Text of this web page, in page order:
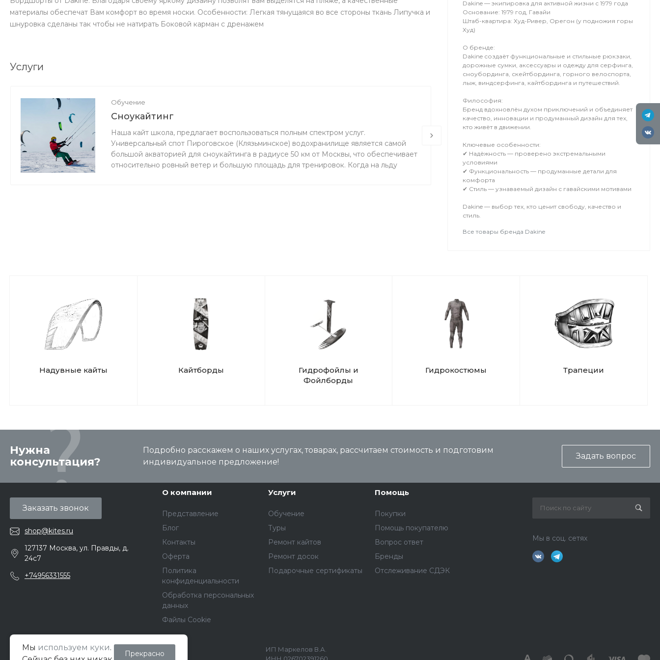
материалы обеспечат Вам комфорт во время носки. Особенности: Легкая тянущаяся во все стороны ткань Липучка и
шнуровка сделаны так чтобы не натирать Боковой карман с дренажем
Услуги
Обучение
Сноукайтинг
Наша кайт школа, предлагает воспользоваться полным спектром услуг.
Универсальный спот Пироговское (Клязьминское) водохранилище является самой
большой акваторией для сноукайтинга в радиусе 50 км от Москвы, что обеспечивает
относительно ровный ветер и большую площадь для тренировок. Когда на льду
Вингфойлинг
Это вид экстремального спорта,
форме крыла, называемый винг,
Dakine — экипировка для активной жизни с 1979 года
Основание: 1979 год, Гавайи
Штаб-квартира: Худ-Ривер, Орегон (у подножия горы
Худ)
О бренде:
Dakine создаёт функциональные и стильные рюкзаки,
дорожные сумки, аксессуары и одежду для серфинга,
сноубординга, скейтбординга, горного велоспорта,
лыж, виндсерфинга, кайтбординга и путешествий.
Философия:
Бренд вдохновлён духом приключений и объединяет
качество, инновации и продуманный дизайн для тех,
кто живёт в движении.
Ключевые особенности:
✔ Надёжность — проверено экстремальными
условиями
✔ Функциональность — продуманные детали для
комфорта
✔ Стиль — узнаваемый дизайн с гавайскими мотивами
Dakine — выбор тех, кто ценит свободу, качество и
стиль.
Все товары бренда Dakine
Надувные кайты Кайтборды
Гидрофойлы и
Фойлборды
Гидрокостюмы Трапеции
Нужна
консультация?
Подробно расскажем о наших услугах, товарах, рассчитаем стоимость и подготовим
индивидуальное предложение!
Задать вопрос
Заказать звонок
shop@kites.ru
127137 Москва, ул. Правды, д.
24с7
+74956331555
О компании
Представление
Блог
Контакты
Оферта
Политика
конфиденциальности
Обработка персональных
данных
Файлы Cookie
Услуги
Обучение
Туры
Ремонт кайтов
Ремонт досок
Подарочные сертификаты
Помощь
Покупки
Помощь покупателю
Вопрос ответ
Бренды
Отслеживание СДЭК
Мы в соц. сетях
ИП Маркелов В.А.
Мы используем куки.
Прекрасно